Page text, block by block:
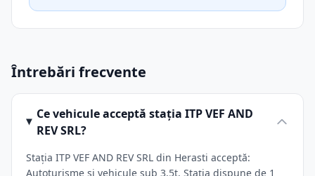
Întrebări frecvente
Ce vehicule acceptă stația ITP VEF AND
REV SRL?
Stația ITP VEF AND REV SRL din Herasti acceptă:
Autoturisme și vehicule sub 3.5t. Stația dispune de 1